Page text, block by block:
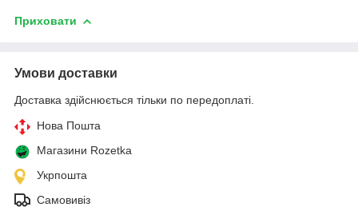
Приховати
Умови доставки
Доставка здійснюється тільки по передоплаті.
Нова Пошта
Магазини Rozetka
Укрпошта
Самовивіз